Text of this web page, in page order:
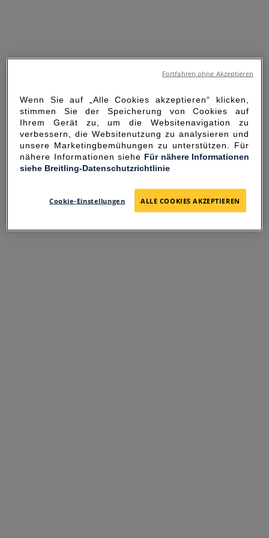
SORRY FOR THE
INCONVENIENCE
Wenn Sie auf „Alle Cookies akzeptieren“ klicken,
stimmen Sie der Speicherung von Cookies auf
Ihrem Gerät zu, um die Websitenavigation zu
verbessern, die Websitenutzung zu analysieren und
unsere Marketingbemühungen zu unterstützen. Für
nähere Informationen siehe Für nähere Informationen
siehe Breitling-Datenschutzrichtlinie
Cookie-Einstellungen ALLE COOKIES AKZEPTIEREN
Fortfahren ohne Akzeptieren